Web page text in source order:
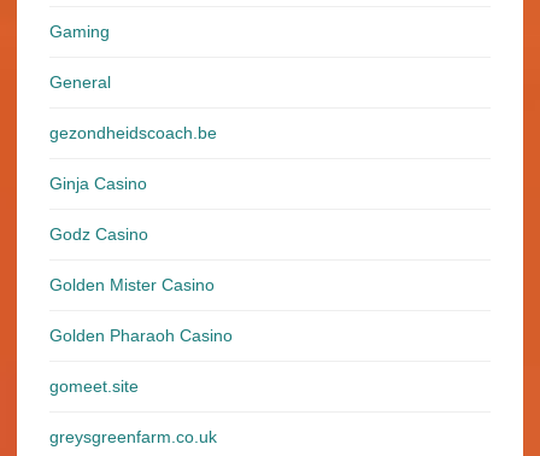
Gaming
General
gezondheidscoach.be
Ginja Casino
Godz Casino
Golden Mister Casino
Golden Pharaoh Casino
gomeet.site
greysgreenfarm.co.uk